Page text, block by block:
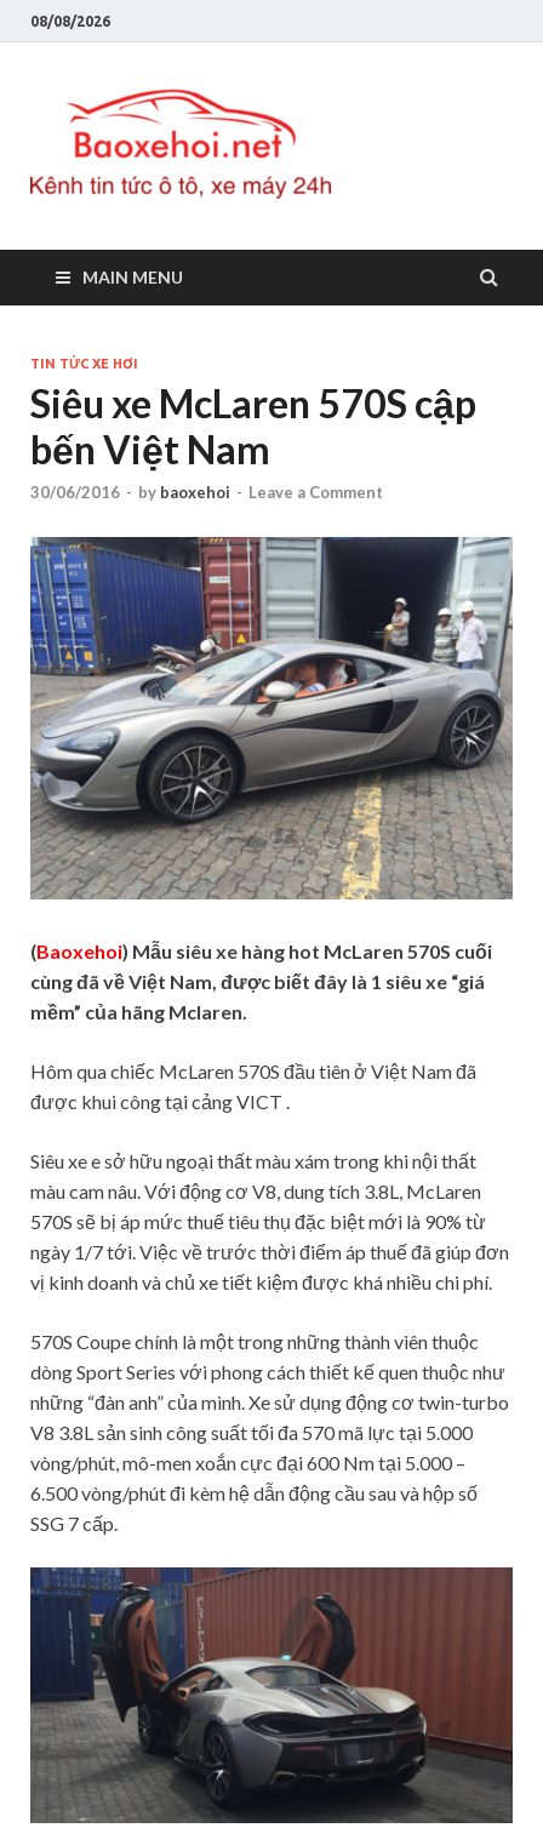
08/08/2026
MAIN MENU
TIN TỨC XE HƠI
Siêu xe McLaren 570S cập
bến Việt Nam
30/06/2016 - by baoxehoi - Leave a Comment
(Baoxehoi) Mẫu siêu xe hàng hot McLaren 570S cuối
cùng đã về Việt Nam, được biết đây là 1 siêu xe “giá
mềm” của hãng Mclaren.
Hôm qua chiếc McLaren 570S đầu tiên ở Việt Nam đã
được khui công tại cảng VICT .
Siêu xe e sở hữu ngoại thất màu xám trong khi nội thất
màu cam nâu. Với động cơ V8, dung tích 3.8L, McLaren
570S sẽ bị áp mức thuế tiêu thụ đặc biệt mới là 90% từ
ngày 1/7 tới. Việc về trước thời điểm áp thuế đã giúp đơn
vị kinh doanh và chủ xe tiết kiệm được khá nhiều chi phí.
570S Coupe chính là một trong những thành viên thuộc
dòng Sport Series với phong cách thiết kế quen thuộc như
những “đàn anh” của mình. Xe sử dụng động cơ twin-turbo
V8 3.8L sản sinh công suất tối đa 570 mã lực tại 5.000
vòng/phút, mô-men xoắn cực đại 600 Nm tại 5.000 –
6.500 vòng/phút đi kèm hệ dẫn động cầu sau và hộp số
SSG 7 cấp.